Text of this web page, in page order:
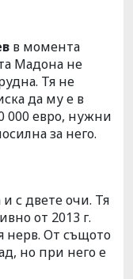
в момента
Мадона не
Тя не
да му е в
000 евро, нужни
за него.
и с двете очи. Тя
от 2013 г.
нерв. От същото
но при него е